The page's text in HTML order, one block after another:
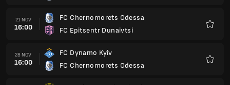
21 NOV
16:00
FC Chernomorets Odessa
FC Epitsentr Dunaivtsi
28 NOV
16:00
FC Dynamo Kyiv
FC Chernomorets Odessa